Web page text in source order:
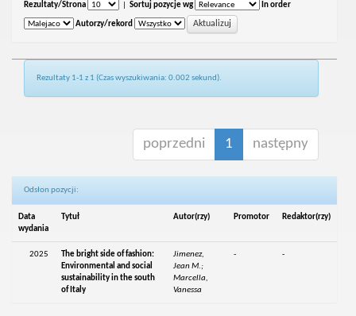
Rezultaty/Strona Sortuj pozycje wg In order
Autorzy/rekord
Rezultaty 1-1 z 1 (Czas wyszukiwania: 0.002 sekund).
poprzedni 1 następny
Odsłon pozycji:
Data
wydania
Tytuł Autor(rzy) Promotor Redaktor(rzy)
2025
The bright side of fashion:
Environmental and social
sustainability in the south
of Italy
Jimenez,
Jean M.;
Marcella,
Vanessa
- -